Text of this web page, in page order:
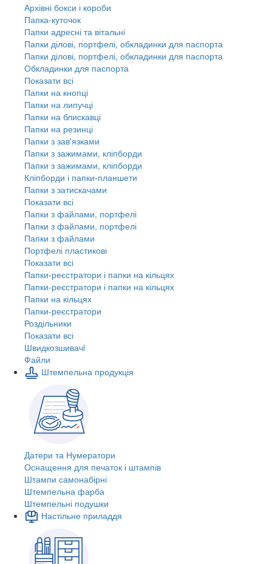
Архівні бокси і короби
Папка-куточок
Папки адресні та вітальні
Папки ділові, портфелі, обкладинки для паспорта
Папки ділові, портфелі, обкладинки для паспорта
Обкладинки для паспорта
Показати всі
Папки на кнопці
Папки на липучці
Папки на блискавці
Папки на резинці
Папки з зав'язками
Папки з зажимами, кліпборди
Папки з зажимами, кліпборди
Кліпборди і папки-планшети
Папки з затискачами
Показати всі
Папки з файлами, портфелі
Папки з файлами, портфелі
Папки з файлами
Портфелі пластикові
Показати всі
Папки-реєстратори і папки на кільцях
Папки-реєстратори і папки на кільцях
Папки на кільцях
Папки-реєстратори
Роздільники
Показати всі
Швидкозшивачi
Файли
Штемпельна продукція
Датери та Нумератори
Оснащення для печаток і штампів
Штампи самонабірні
Штемпельна фарба
Штемпельні подушки
Настільне приладдя